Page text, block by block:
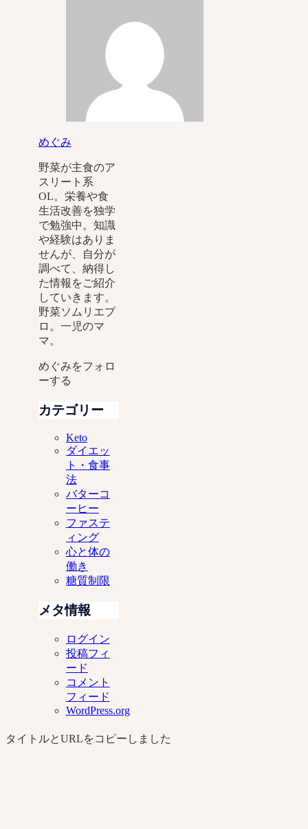
めぐみ
野菜が主食のア
スリート系
OL。栄養や食
生活改善を独学
で勉強中。知識
や経験はありま
せんが、自分が
調べて、納得し
た情報をご紹介
していきます。
野菜ソムリエプ
ロ。一児のマ
マ。
めぐみをフォロ
ーする
カテゴリー
Keto
ダイエッ
ト・食事
法
バターコ
ーヒー
ファステ
ィング
心と体の
働き
糖質制限
メタ情報
ログイン
投稿フィ
ード
コメント
フィード
WordPress.org
タイトルとURLをコピーしました